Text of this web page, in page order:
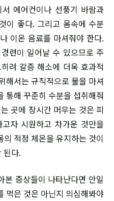
에어컨이나 선풍기 바람과
이 좋다. 그리고 몸속에 수분
이온 음료를 마셔줘야 한다.
련이 일어날 수 있으므로 주
려 갈증 해소에 더욱 효과적
해서는 규칙적으로 물을 마셔
통해 꾸준히 수분을 섭취해줘
곳에 장시간 머무는 것은 피
자 시원하고 차가운 것만을
적정 체온을 유지하는 것이
된다.
본 증상들이 나타난다면 안일
먹은 것은 아닌지 의심해봐야